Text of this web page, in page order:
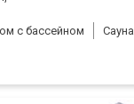
с бассейном Cауна